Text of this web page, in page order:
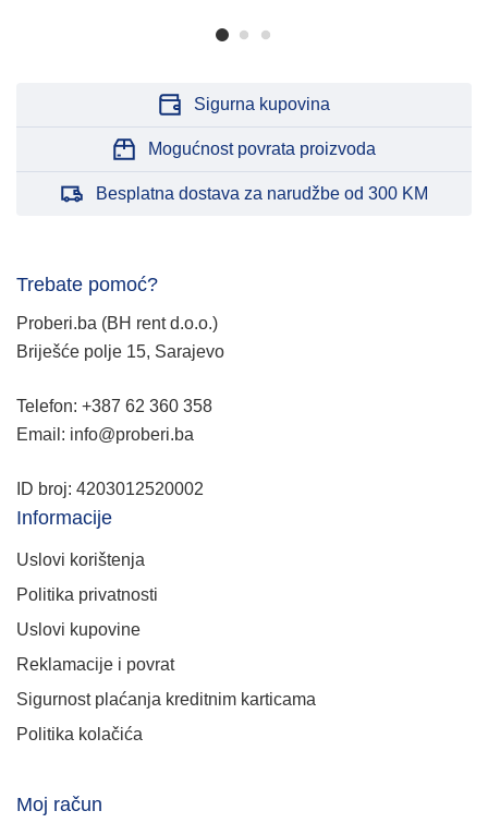
Sigurna kupovina
Mogućnost povrata proizvoda
Besplatna dostava za narudžbe od 300 KM
Trebate pomoć?
Proberi.ba (BH rent d.o.o.)
Briješće polje 15, Sarajevo
Telefon: +387 62 360 358
Email: info@proberi.ba
ID broj: 4203012520002
Informacije
Uslovi korištenja
Politika privatnosti
Uslovi kupovine
Reklamacije i povrat
Sigurnost plaćanja kreditnim karticama
Politika kolačića
Moj račun